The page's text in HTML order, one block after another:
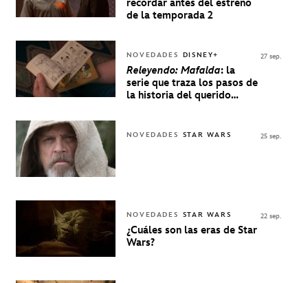
recordar antes del estreno
de la temporada 2
NOVEDADES DISNEY+
Releyendo: Mafalda: la
serie que traza los pasos de
la historia del querido
27 sep.
NOVEDADES STAR WARS 25 sep.
NOVEDADES STAR WARS
¿Cuáles son las eras de Star
Wars?
22 sep.